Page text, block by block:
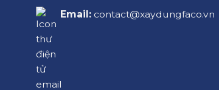
Email: contact@xaydungfaco.vn